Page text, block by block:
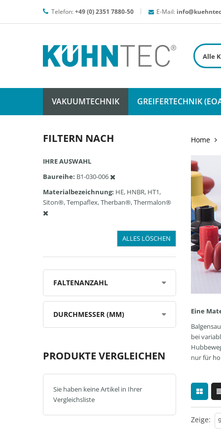
Telefon:+49 (0) 2351 7880-50 E-Mail:
VAKUUMTECHNIK GREIFERTECHNIK
FILTERN NACH
IHRE AUSWAHL
Baureihe B1-030-006
Materialbezeichnung HE, HNBR, HT1,
Siton®, Tempaflex, Therban®, Thermalon®
ALLES LÖSCHEN
FALTENANZAHL
DURCHMESSER (MM)
PRODUKTE VERGLEICHEN
Sie haben keine Artikel in Ihrer
Vergleichsliste
Home
Eine
bei
nur für
Zeige: